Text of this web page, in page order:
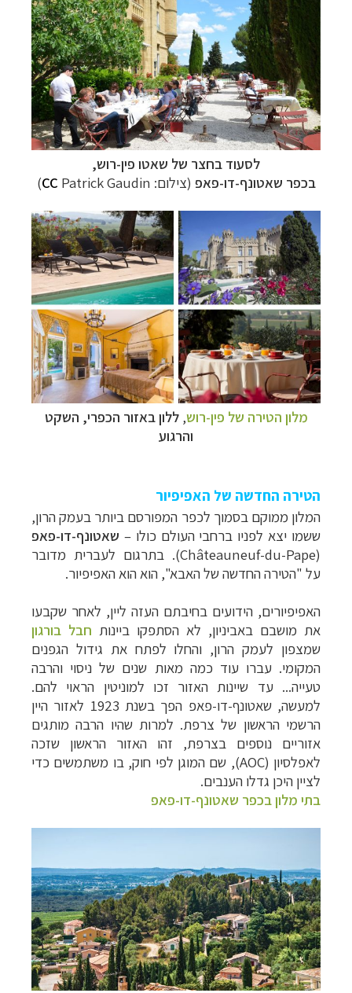
לסעוד בחצר של שאטו פין-רוש,
בכפר שאטונף-דו-פאפ (צילום: CC Patrick Gaudin)
מלון הטירה של פין-רוש,ללון באזור הכפרי, השקט
והרגוע
הטירה החדשה של האפיפיור
המלון ממוקם בסמוך לכפר המפורסם ביותר בעמק הרון,
ששמו יצא לפניו ברחבי העולם כולו– שאטונף-דו-פאפ
(
Châteauneuf-du-Pape).
בתרגום לעברית מדובר
על "הטירה החדשה של האבא", הוא הוא האפיפיור.
האפיפיורים, הידועים בחיבתם העזה ליין, לאחר שקבעו
את מושבם באביניון, לא הסתפקו ביינות חבל בורגון
שמצפון לעמק הרון, והחלו לפתח את גידול הגפנים
המקומי. עברו עוד כמה מאות שנים של ניסוי והרבה
טעייה... עד שיינות האזור זכו למוניטין הראוי להם.
למעשה, שאטונף-דו-פאפ הפך בשנת 1923 לאזור היין
הרשמי הראשון של צרפת. למרות שהיו הרבה מותגים
אזוריים נוספים בצרפת, זהו האזור הראשון שזכה
לאפלסיון (AOC), שם המוגן לפי חוק, בו משתמשים כדי
לציין היכן גדלו הענבים.
בתי מלון בכפר שאטונף-דו-פאפ